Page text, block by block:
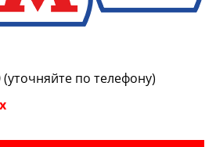
(уточняйте по телефону)